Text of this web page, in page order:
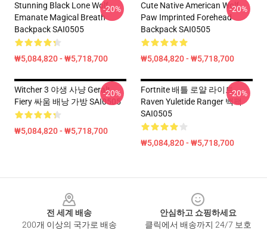
Stunning Black Lone Wolf
Emanate Magical Breath
Backpack SAI0505
₩5,084,820 - ₩5,718,700
-20%
Cute Native American Wolf
Paw Imprinted Forehead
Backpack SAI0505
₩5,084,820 - ₩5,718,700
-20%
Witcher 3 야생 사냥 Geralt
Fiery 싸움 배낭 가방 SAI0505
₩5,084,820 - ₩5,718,700
-20%
Fortnite 배틀 로얄 라이트
Raven Yuletide Ranger 백팩
SAI0505
₩5,084,820 - ₩5,718,700
-20%
전 세계 배송
200개 이상의 국가로 배송
안심하고 쇼핑하세요
클릭에서 배송까지 24/7 보호